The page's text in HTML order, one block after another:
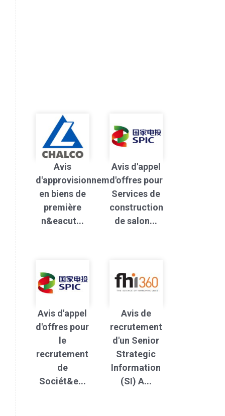
Avis
d'approvisionnement
en biens de
première
n&eacut...
Avis d'appel
d'offres pour
Services de
construction
de salon...
Avis d'appel
d'offres pour
le
recrutement
de
Sociét&e...
Avis de
recrutement
d'un Senior
Strategic
Information
(SI) A...